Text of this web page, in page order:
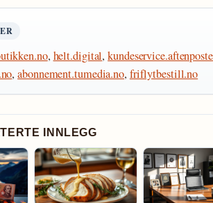
, helt.digital,
,abonnement.tumedia.no, friflytbestill.no
INNLEGG